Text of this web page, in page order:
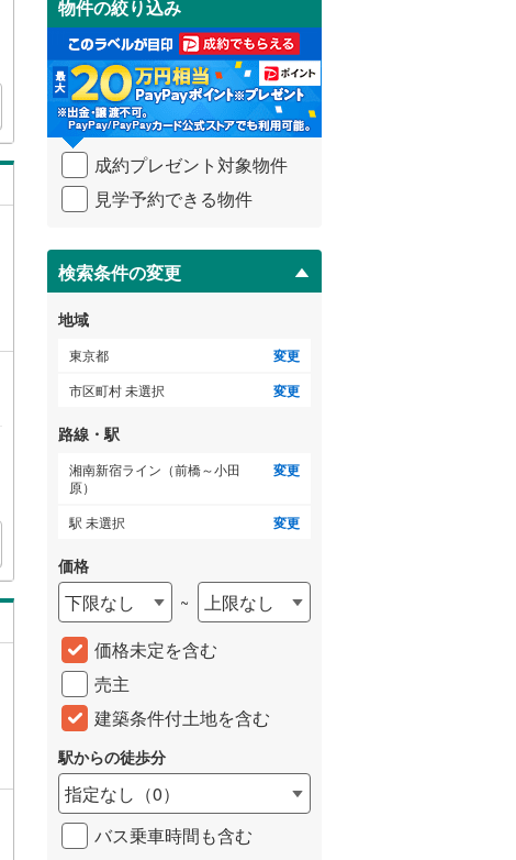
け
取
る
・
条
件
を
イ
ペ
ジ
に
保
存
す
る
物件の絞り込み
成約プレゼント対象物件
見学予約できる物件
検索条件の変更
地域
東京都 変更
市区町村 未選択 変更
路線・駅
湘南新宿ライン（前橋～小田
原）
変更
駅 未選択 変更
価格
下限なし ~
上限なし
価格未定を含む
売主
建築条件付土地を含む
駅からの徒歩分
指定なし （0）
バス乗車時間も含む
御蔵島村(0)
小笠原村(0)
小田急小田原線(104)
東急多摩川線(7)
東急池上線(13)
京急本線
東京モノレール(1 )